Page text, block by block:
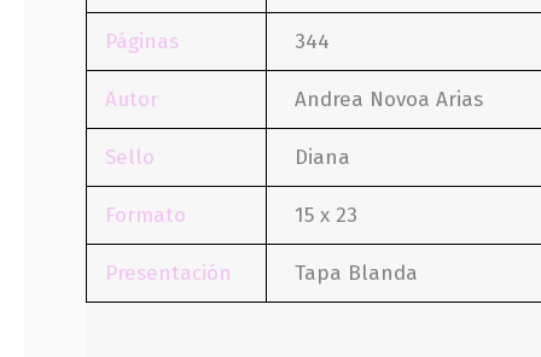
Páginas 344
Autor Andrea Novoa Arias
Sello Diana
Formato 15 x 23
Presentación Tapa Blanda